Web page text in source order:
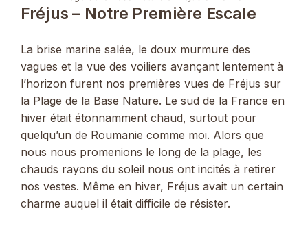
Fréjus – Notre Première Escale
La brise marine salée, le doux murmure des
vagues et la vue des voiliers avançant lentement à
l’horizon furent nos premières vues de Fréjus sur
la Plage de la Base Nature. Le sud de la France en
hiver était étonnamment chaud, surtout pour
quelqu’un de Roumanie comme moi. Alors que
nous nous promenions le long de la plage, les
chauds rayons du soleil nous ont incités à retirer
nos vestes. Même en hiver, Fréjus avait un certain
charme auquel il était difficile de résister.